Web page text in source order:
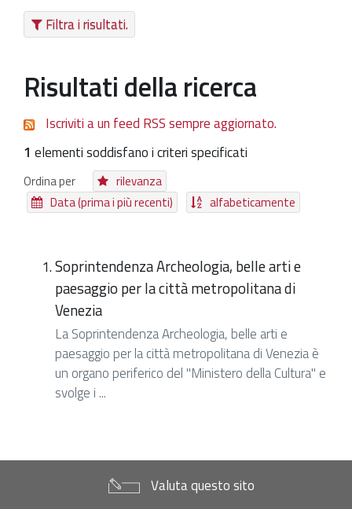
Patrimonio Storico-Artistico
Ufficio Tutela
Servizi
Galleria
Contatti
Filtra i risultati.
Risultati della ricerca
Iscriviti a un feed RSS sempre aggiornato.
1 elementi soddisfano i criteri specificati
Ordina per
rilevanza
Data (prima i più recenti)
alfabeticamente
Soprintendenza Archeologia, belle arti e
paesaggio per la città metropolitana di
Venezia
La Soprintendenza Archeologia, belle arti e
paesaggio per la città metropolitana di Venezia è
un organo periferico del "Ministero della Cultura" e
svolge i ...
Valuta questo sito